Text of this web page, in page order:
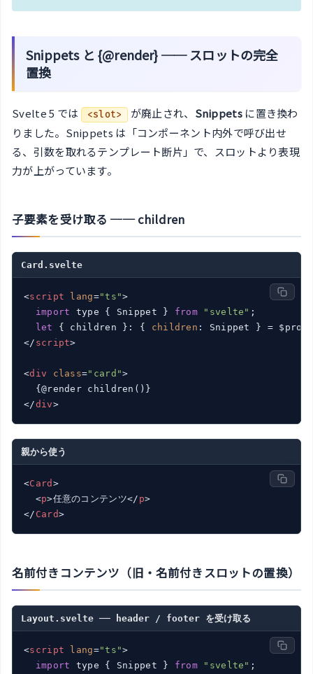
Snippets と {@render} ── スロットの完全
置換
Svelte 5 では <slot> が廃止され、 Snippetsに置き換わ
りました。Snippets は「コンポーネント内外で呼び出せ
る、引数を取れるテンプレート断片」で、スロットより表現
力が上がっています。
子要素を受け取る ── children
Card.svelte
<script lang="ts">
import type { Snippet } from "svelte" ;
let
{ children }: { children
</ script>
<div class="card">
</div>
親から使う
<Card >
<p>任意のコンテンツ</ p>
</ Card>
名前付きコンテンツ（旧・名前付きスロットの置換）
Layout.svelte ── header / footer を受け取る
<script lang="ts">
import type { Snippet } from "svelte" ;